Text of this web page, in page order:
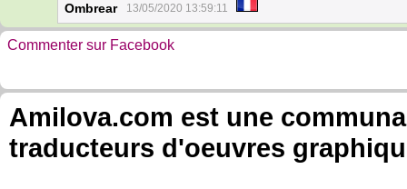
Ombrear 13/05/2020 13:59:11
Commenter sur Facebook
Amilova.com est une
traducteurs d'oeuvres